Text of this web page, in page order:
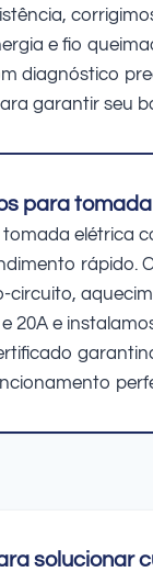
e fio
diagnóstico
garantir seu
para
tomada elétrica
rápido.
circuito,
20A e
solucionar